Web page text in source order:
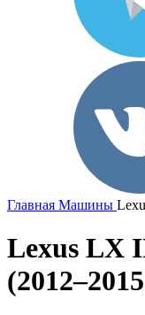
Главная Машины
Lexus LX